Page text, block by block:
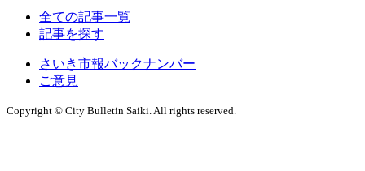
全ての記事一覧
記事を探す
さいき市報バックナンバー
ご意見
Copyright © City Bulletin Saiki. All rights reserved.